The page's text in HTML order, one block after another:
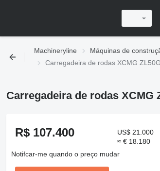
Machineryline Máquinas de
Carregadeira de rodas XCMG
Carregadeira de rodas XCMG
R$ 107.400
US$ 21.000
≈ € 18.180
Notifcar-me quando o preço mudar